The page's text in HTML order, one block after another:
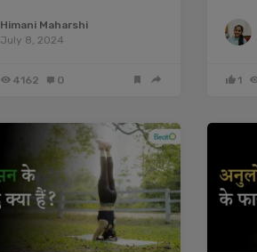
Himani Maharshi
July 8, 2024
4162 0 1